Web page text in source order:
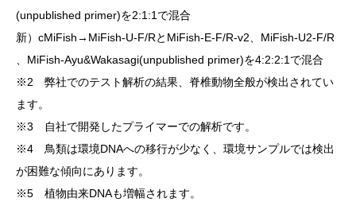
(unpublished primer)を2:1:1で混合
新）cMiFish→MiFish-U-F/RとMiFish-E-F/R-v2、MiFish-U2-F/R
、MiFish-Ayu&Wakasagi(unpublished primer)を4:2:2:1で混合
※2 弊社でのテスト解析の結果、脊椎動物全般が検出されてい
ます。
※3 自社で開発したプライマーでの解析です。
※4 鳥類は環境DNAへの移行が少なく、環境サンプルでは検出
が困難な傾向にあります。
※5 植物由来DNAも増幅されます。